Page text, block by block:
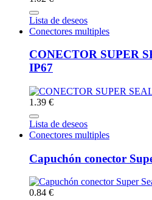
Lista de deseos
Conectores multiples
CONECTOR SUPER
IP67
1.39 €
Lista de deseos
Conectores multiples
Capuchón conector
0.84 €